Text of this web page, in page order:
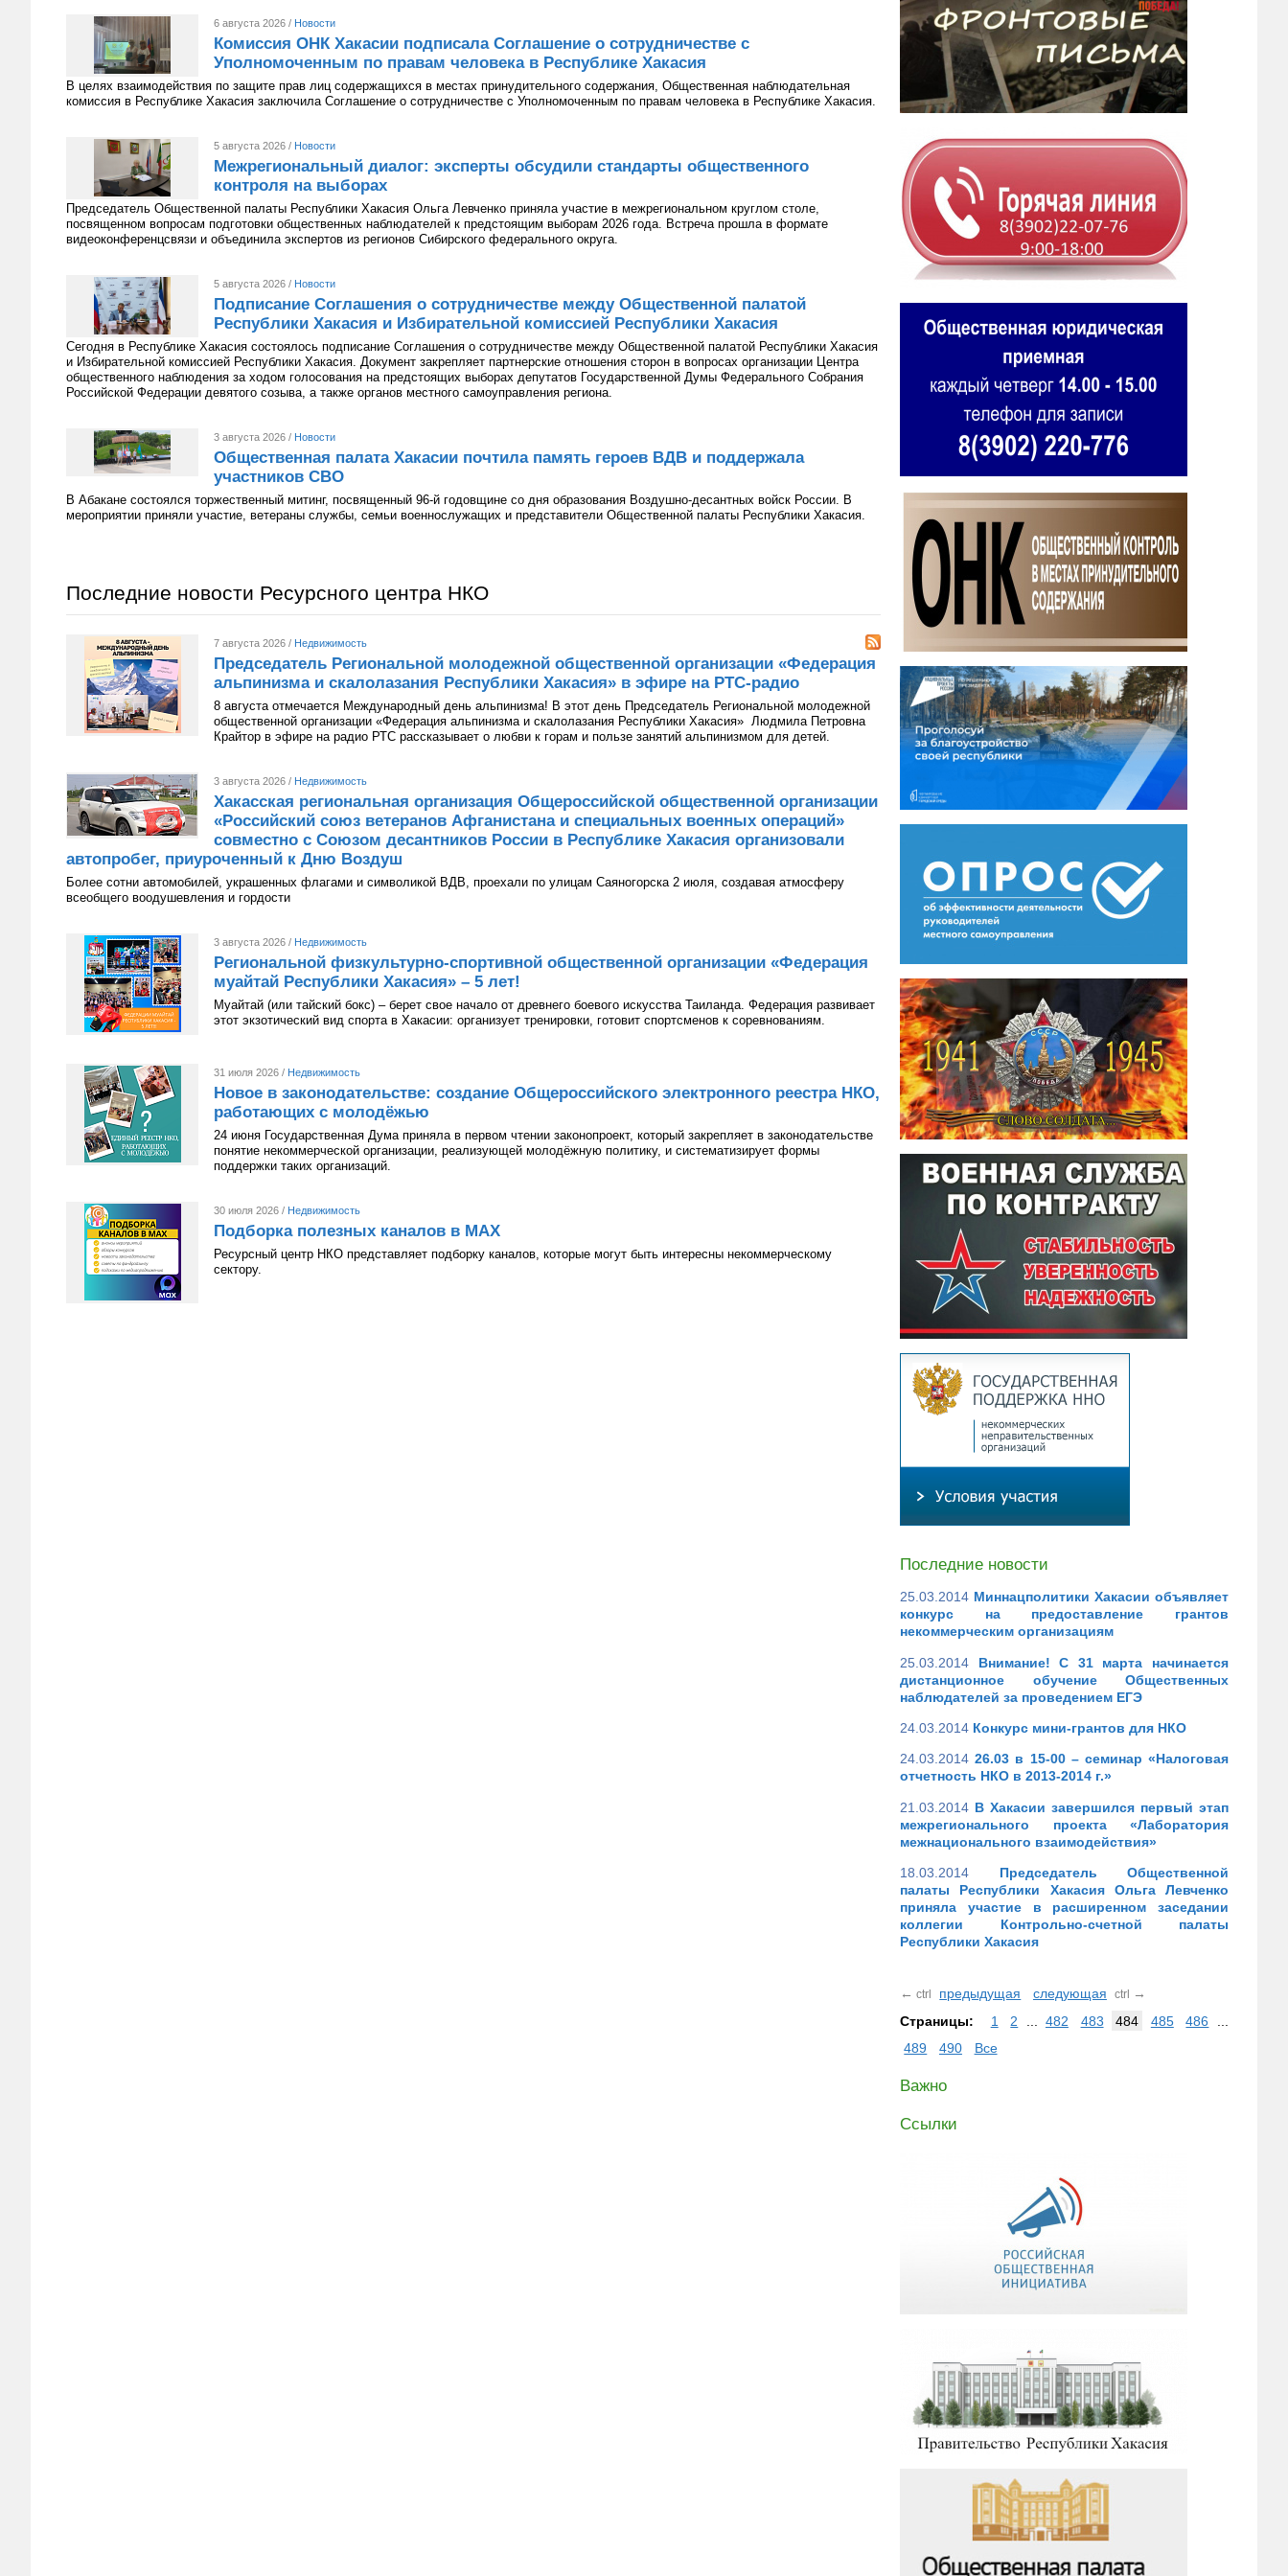
6 августа 2026 / Новости
Комиссия ОНК Хакасии подписала Соглашение о сотрудничестве с
Уполномоченным по правам человека в Республике Хакасия
В целях взаимодействия по защите прав лиц содержащихся в местах принудительного содержания, Общественная наблюдательная
комиссия в Республике Хакасия заключила Соглашение о сотрудничестве с Уполномоченным по правам человека в Республике Хакасия.
5 августа 2026 / Новости
Межрегиональный диалог: эксперты обсудили стандарты общественного
контроля на выборах
Председатель Общественной палаты Республики Хакасия Ольга Левченко приняла участие в межрегиональном круглом столе,
посвященном вопросам подготовки общественных наблюдателей к предстоящим выборам 2026 года. Встреча прошла в формате
видеоконференцсвязи и объединила экспертов из регионов Сибирского федерального округа.
5 августа 2026 / Новости
Подписание Соглашения о сотрудничестве между Общественной палатой
Республики Хакасия и Избирательной комиссией Республики Хакасия
Сегодня в Республике Хакасия состоялось подписание Соглашения о сотрудничестве между Общественной палатой Республики Хакасия
и Избирательной комиссией Республики Хакасия. Документ закрепляет партнерские отношения сторон в вопросах организации Центра
общественного наблюдения за ходом голосования на предстоящих выборах депутатов Государственной Думы Федерального Собрания
Российской Федерации девятого созыва, а также органов местного самоуправления региона.
3 августа 2026 / Новости
Общественная палата Хакасии почтила память героев ВДВ и поддержала
участников СВО
В Абакане состоялся торжественный митинг, посвященный 96-й годовщине со дня образования Воздушно-десантных войск России. В
мероприятии приняли участие, ветераны службы, семьи военнослужащих и представители Общественной палаты Республики Хакасия.
Последние новости Ресурсного центра НКО
7 августа 2026 / Недвижимость
Председатель Региональной молодежной общественной организации «Федерация
альпинизма и скалолазания Республики Хакасия» в эфире на РТС-радио
8 августа отмечается Международный день альпинизма! В этот день Председатель Региональной молодежной
общественной организации «Федерация альпинизма и скалолазания Республики Хакасия» Людмила Петровна
Крайтор в эфире на радио РТС рассказывает о любви к горам и пользе занятий альпинизмом для детей.
3 августа 2026 / Недвижимость
Хакасская региональная организация Общероссийской общественной организации
«Российский союз ветеранов Афганистана и специальных военных операций»
совместно с Союзом десантников России в Республике Хакасия организовали
автопробег, приуроченный к Дню Воздуш
Более сотни автомобилей, украшенных флагами и символикой ВДВ, проехали по улицам Саяногорска 2 июля, создавая атмосферу
всеобщего воодушевления и гордости
3 августа 2026 / Недвижимость
Региональной физкультурно-спортивной общественной организации «Федерация
муайтай Республики Хакасия» – 5 лет!
Муайтай (или тайский бокс) – берет свое начало от древнего боевого искусства Таиланда. Федерация развивает
этот экзотический вид спорта в Хакасии: организует тренировки, готовит спортсменов к соревнованиям.
31 июля 2026 / Недвижимость
Новое в законодательстве: создание Общероссийского электронного реестра НКО,
работающих с молодёжью
24 июня Государственная Дума приняла в первом чтении законопроект, который закрепляет в законодательстве
понятие некоммерческой организации, реализующей молодёжную политику, и систематизирует формы
поддержки таких организаций.
30 июля 2026 / Недвижимость
Подборка полезных каналов в МАХ
Ресурсный центр НКО представляет подборку каналов, которые могут быть интересны некоммерческому
сектору.
Последние новости
25.03.2014 Миннацполитики Хакасии объявляет
конкурс на предоставление грантов
некоммерческим организациям
25.03.2014
Внимание! С 31 марта начинается
дистанционное обучение Общественных
наблюдателей за проведением ЕГЭ
24.03.2014 Конкурс мини-грантов для НКО
24.03.2014 26.03 в 15-00 – семинар «Налоговая
отчетность НКО в 2013-2014 г.»
21.03.2014 В Хакасии завершился первый этап
межрегионального проекта «Лаборатория
межнационального взаимодействия»
18.03.2014
Председатель Общественной
палаты Республики Хакасия Ольга Левченко
приняла участие в расширенном заседании
коллегии Контрольно-счетной палаты
Республики Хакасия
← ctrl предыдущая следующая ctrl →
Страницы:
1 2 482 483 484 485 486
489
490 Все
Важно
Ссылки